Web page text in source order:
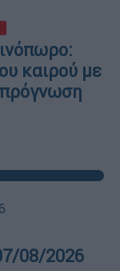
καιρού με
08/2026